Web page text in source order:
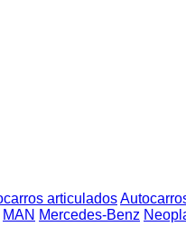
articulados
MAN Mercedes-Benz